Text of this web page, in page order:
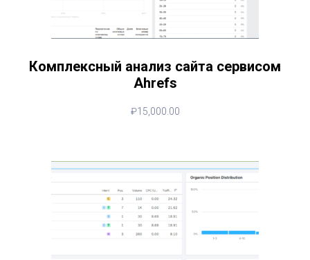
Комплексный анализ сайта сервисом
Ahrefs
₽15,000.00